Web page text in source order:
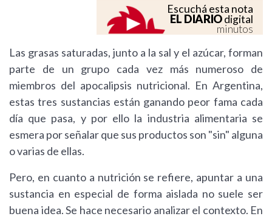
Escuchá esta nota
EL DIARIOdigital
minutos
Las grasas saturadas, junto a la sal y el azúcar, forman
parte de un grupo cada vez más numeroso de
miembros del apocalipsis nutricional. En Argentina,
estas tres sustancias están ganando peor fama cada
día que pasa, y por ello la industria alimentaria se
esmera por señalar que sus productos son "sin" alguna
o varias de ellas.
Pero, en cuanto a nutrición se refiere, apuntar a una
sustancia en especial de forma aislada no suele ser
buena idea. Se hace necesario analizar el contexto. En